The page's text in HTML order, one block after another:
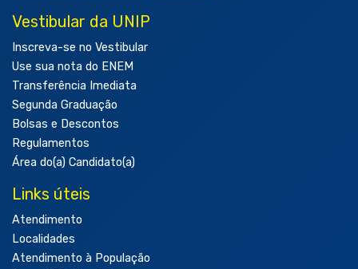
Vestibular da UNIP
Inscreva-se no Vestibular
Use sua nota do ENEM
Transferência Imediata
Segunda Graduação
Bolsas e Descontos
Regulamentos
Área do(a) Candidato(a)
Links úteis
Atendimento
Localidades
Atendimento à População